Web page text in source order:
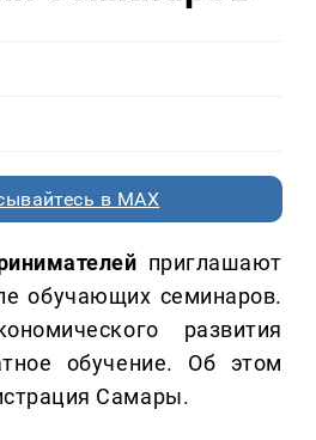
в MAX
приглашают
обучающих семинаров.
развития
обучение. Об этом
Самары.